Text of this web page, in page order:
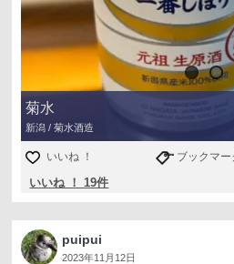
菊水
新潟 / 菊水酒造
いいね ！ ブックマー
いいね ！ 19件
puipui
2023年11月12日